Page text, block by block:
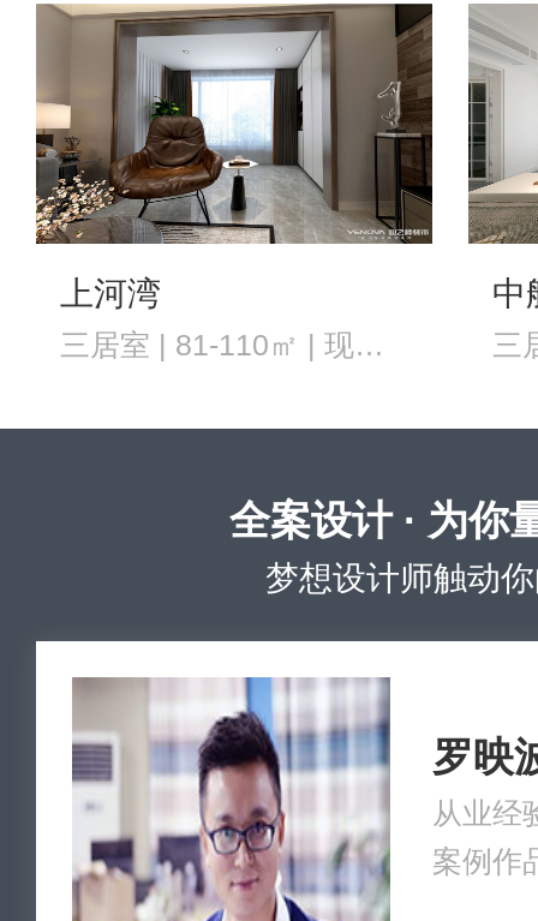
上河湾
三居室 | 81-110㎡ | 现代风格
中
全案设计 · 为你
梦想设计师触动
罗映
从业经
案例作